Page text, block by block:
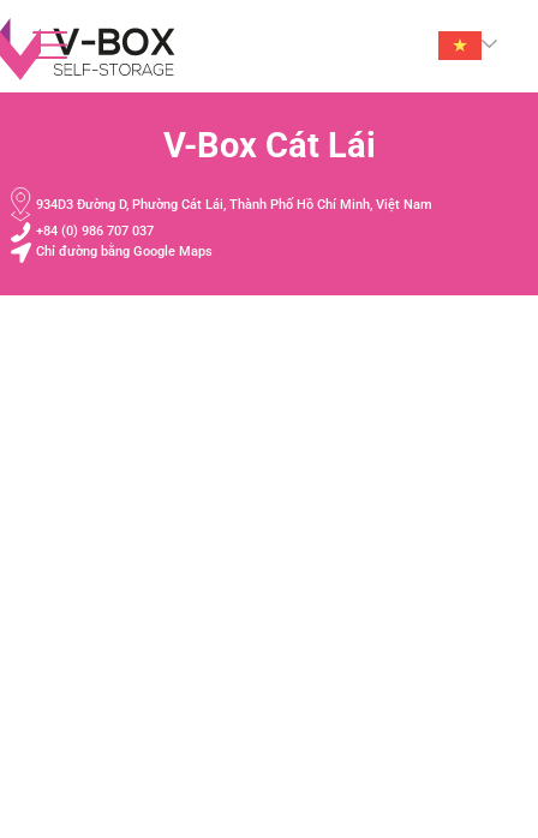
V-Box Cát Lái
934D3 Đường D, Phường Cát Lái, Thành Phố Hồ Chí Minh, Việt Nam
+84 (0) 986 707 037
Chỉ đường bằng Google Maps